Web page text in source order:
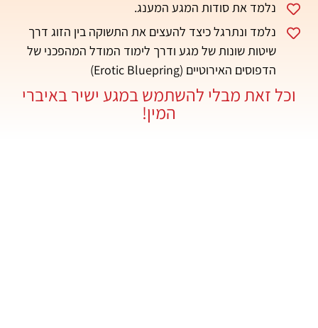
נלמד את סודות המגע המענג.
נלמד ונתרגל כיצד להעצים את התשוקה בין הזוג דרך
שיטות שונות של מגע ודרך לימוד המודל המהפכני של
הדפוסים האירוטיים (Erotic Bluepring)
וכל זאת מבלי להשתמש במגע ישיר באיברי
המין!